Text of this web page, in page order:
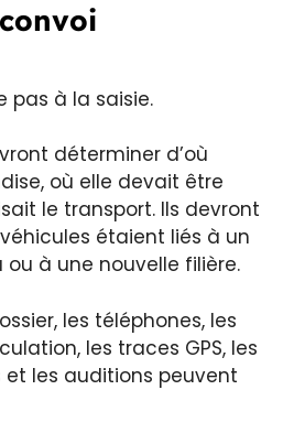
convoi
pas à la saisie.
déterminer d’où
où elle devait être
le transport. Ils devront
étaient liés à un
à une nouvelle filière.
les téléphones, les
les traces GPS, les
les auditions peuvent